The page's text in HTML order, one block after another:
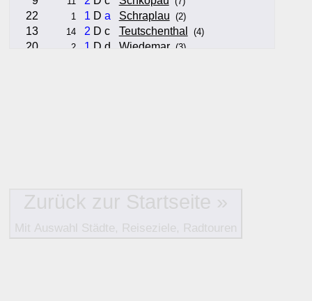
22 1 1 D a Schraplau (2)
13 14 2 D c Teutschenthal (4)
20 2 1 D d Wiedemar (3)
Zurück zur Startseite »
Mit Auswahl Städte, Reiseziele, Radtouren